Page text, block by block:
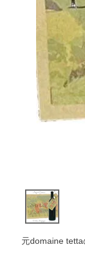
元domaine tetta